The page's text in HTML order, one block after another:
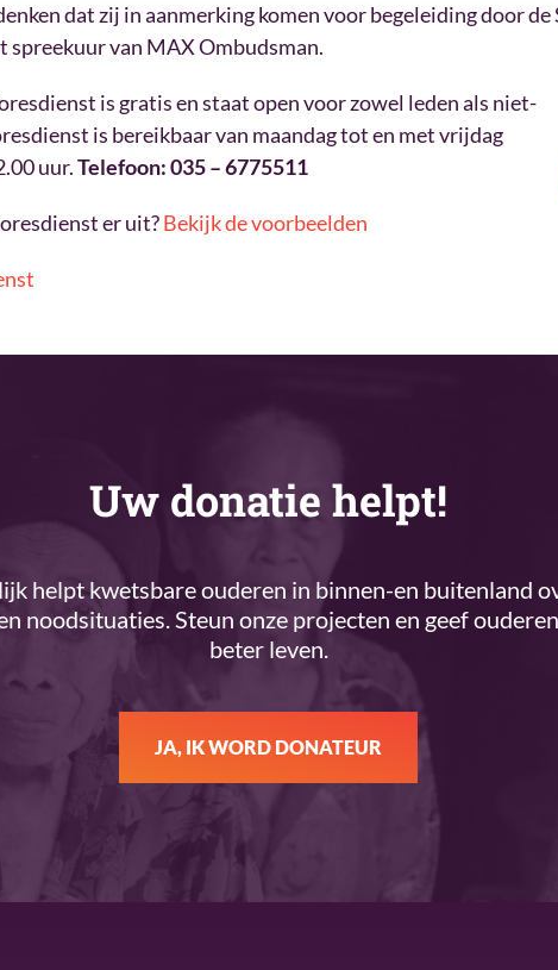
dat zij in aanmerking komen voor begeleiding door de
spreekuur van MAX Ombudsman.
is gratis en staat open voor zowel leden als niet-
is bereikbaar van maandag tot en met vrijdag
uur.Telefoon: 035 – 6775511
er uit?Bekijk de voorbeelden
Uw donatie helpt!
helpt kwetsbare ouderen in binnen-en buitenland
noodsituaties. Steun onze projecten en geef
beter leven.
JA, IK WORD DONATEUR